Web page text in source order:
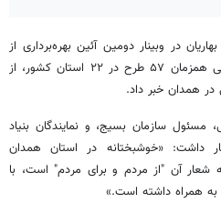
در وبینار دومین آئین بهره‌برداری از
طرح‌های گروه اقتصاد مردمی و معرفی همزمان ۵۷ طرح در ۲۲ استان کشور، از
همدان خبر داد.
مسئول سازمان بسیج، و نمایندگان بنیاد
داشت: «خوشبختانه در استان همدان
شعار آن "از مردم و برای مردم" است، با
به همراه داشته است.»